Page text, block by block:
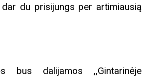
du prisijungs per artimiausią
bus dalijamos ,,Gintarinėje